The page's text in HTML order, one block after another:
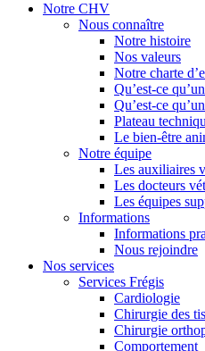
Notre CHV
Nous connaître
Notre histoire
Nos valeurs
Notre charte
Qu’est-ce
Qu’est-ce
Plateau
Le bien-être
Notre équipe
Les auxiliaires
Les docteurs
Les équipes
Informations
Informations
Nous rejoindre
Nos services
Services Frégis
Cardiologie
Chirurgie des
Chirurgie
Comportement